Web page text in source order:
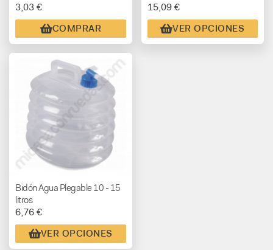
3,03 €
COMPRAR
15,09 €
VER OPCIONES
Bidón Agua Plegable 10 - 15
litros
6,76 €
VER OPCIONES